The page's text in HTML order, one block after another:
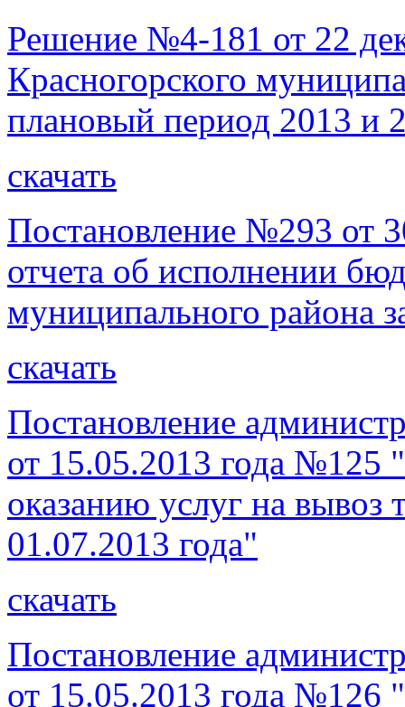
Решение №4-181 от 22
Красногорского
плановый период 2013 и
скачать
Постановление №293 от
отчета об исполнении
муниципального района
скачать
Постановление
от 15.05.2013 года №125
оказанию услуг на вывоз
01.07.2013 года"
скачать
Постановление
от 15.05.2013 года №126